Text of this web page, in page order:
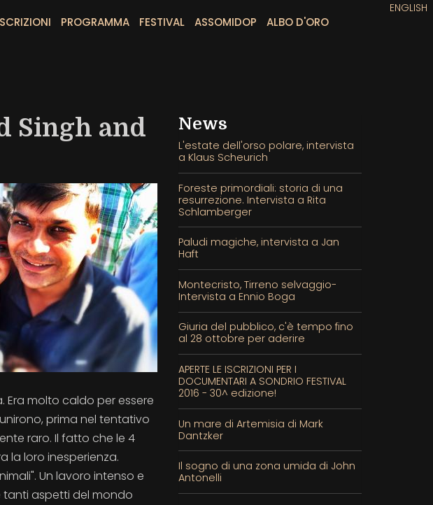
PROGRAMMA FESTIVAL ASSOMIDOP ALBO D'ORO
ENGLISH
Singh and
Era molto caldo per essere
prima nel tentativo
raro. Il fatto che le 4
la loro inesperienza.
Un lavoro intenso e
aspetti del mondo
News
L'estate dell'orso polare, intervista
a Klaus Scheurich
Foreste primordiali: storia di una
resurrezione. Intervista a Rita
Schlamberger
Paludi magiche, intervista a Jan
Haft
Montecristo, Tirreno selvaggio-
Intervista a Ennio Boga
Giuria del pubblico, c'è tempo fino
al 28 ottobre per aderire
APERTE LE ISCRIZIONI PER I
DOCUMENTARI A SONDRIO FESTIVAL
2016 - 30^ edizione!
Un mare di Artemisia di Mark
Dantzker
Il sogno di una zona umida di John
Antonelli